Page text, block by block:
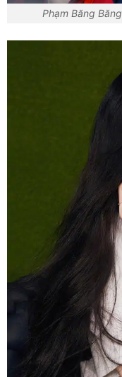
Phạm Băng